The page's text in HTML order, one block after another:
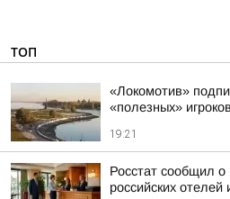
ТОП
«Локомотив»
«полезных»
19:21
Росстат сообщил о
российских отелей